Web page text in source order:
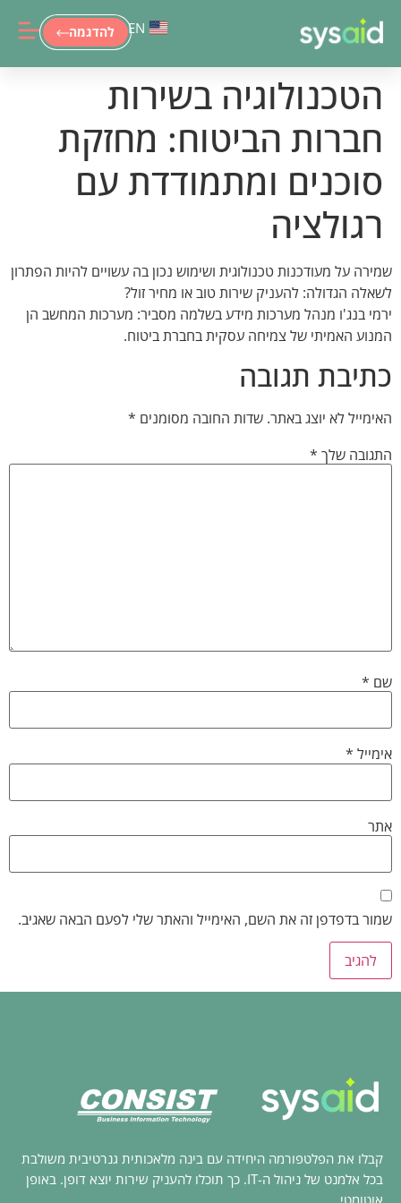
להדגמה EN
הטכנולוגיה בשירות
חברות הביטוח: מחזקת
סוכנים ומתמודדת עם
רגולציה
שמירה על מעודכנות טכנולוגית ושימוש נכון בה עשויים להיות הפתרון
לשאלה הגדולה: להעניק שירות טוב או מחיר זול?
ירמי בנג'ו מנהל מערכות מידע בשלמה מסביר: מערכות המחשב הן
המנוע האמיתי של צמיחה עסקית בחברת ביטוח.
כתיבת תגובה
האימייל לא יוצג באתר. שדות החובה מסומנים *
התגובה שלך *
שם *
אימייל *
אתר
שמור בדפדפן זה את השם, האימייל והאתר שלי לפעם הבאה שאגיב.
קבלו את הפלטפורמה היחידה עם בינה מלאכותית גנרטיבית משולבת
בכל אלמנט של ניהול ה-IT. כך תוכלו להעניק שירות יוצא דופן. באופן